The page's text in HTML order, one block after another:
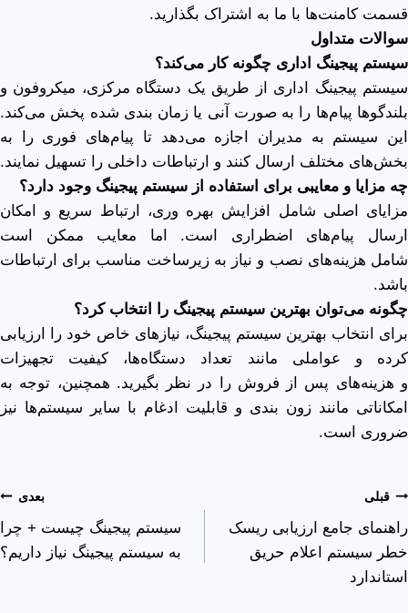
قسمت کامنت‌ها با ما به اشتراک بگذارید.
سوالات متداول
سیستم پیجینگ اداری چگونه کار می‌کند؟
سیستم پیجینگ اداری از طریق یک دستگاه مرکزی، میکروفون و
بلندگوها پیام‌ها را به صورت آنی یا زمان ‌بندی‌ شده پخش می‌کند.
این سیستم به مدیران اجازه می‌دهد تا پیام‌های فوری را به
بخش‌های مختلف ارسال کنند و ارتباطات داخلی را تسهیل نمایند.
چه مزایا و معایبی برای استفاده از سیستم پیجینگ وجود دارد؟
مزایای اصلی شامل افزایش بهره ‌وری، ارتباط سریع و امکان
ارسال پیام‌های اضطراری است. اما معایب ممکن است
شامل هزینه‌های نصب و نیاز به زیرساخت مناسب برای ارتباطات
باشد.
چگونه می‌توان بهترین سیستم پیجینگ را انتخاب کرد؟
برای انتخاب بهترین سیستم پیجینگ، نیازهای خاص خود را ارزیابی
کرده و عواملی مانند تعداد دستگاه‌ها، کیفیت تجهیزات
و هزینه‌های پس از فروش را در نظر بگیرید. همچنین، توجه به
امکاناتی مانند زون ‌بندی و قابلیت ادغام با سایر سیستم‌ها نیز
ضروری است.
قبلی
راهنمای جامع ارزیابی ریسک
خطر سیستم اعلام حریق
استاندارد
بعدی
سیستم پیجینگ چیست + چرا
به سیستم پیجینگ نیاز داریم؟